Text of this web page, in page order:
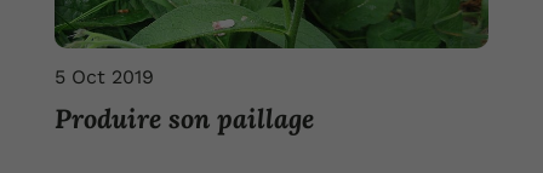
Produire son paillage
5 Oct 2019